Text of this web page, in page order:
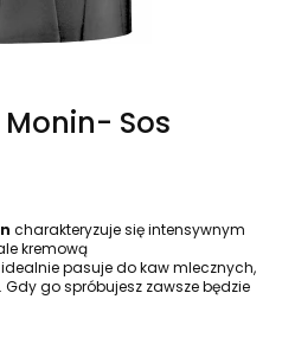
Sos
charakteryzuje się intensywnym
kremową
idealnie pasuje do kaw mlecznych,
go spróbujesz zawsze będzie